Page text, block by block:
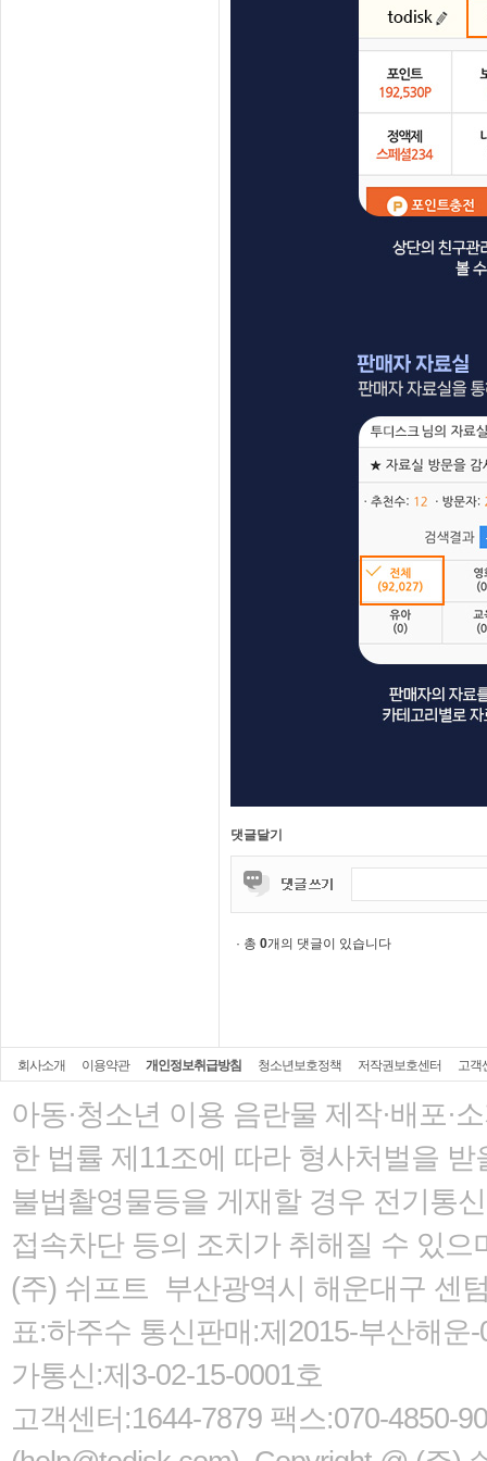
댓글달기
· 총 0개의 댓글이 있습니다
회사소개 이용약관 개인정보취급방침 청소년보호정책 저작권보호센터 고객
아동·청소년 이용 음란물 제작·배포·
한 법률 제11조에 따라 형사처벌을 받
불법촬영물등을 게재할 경우 전기통
접속차단 등의 조치가 취해질 수 있으
(주) 쉬프트 부산광역시 해운대구 센
표:하주수 통신판매:제2015-부산해
가통신:제3-02-15-0001호
고객센터:1644-7879 팩스:070-4850-